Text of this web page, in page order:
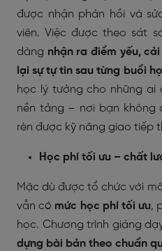
được nhận phản hồi và
viên. Việc được theo sát
dàng nhận ra điểm yếu,
lại sự tự tin sau từng buổi
học lý tưởng cho những
nền tảng – nơi bạn không
rèn được kỹ năng giao tiếp
Học phí tối ưu – chất
Mặc dù được tổ chức với
vẫn có mức học phí tối ưu,
học. Chương trình giảng
dựng bài bản theo chuẩn